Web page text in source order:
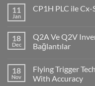
11
Jan
CP1H PLC ile
CP1H
PLC
ile
Haberleşmesi
18
Dec
Q2A Ve Q2V
Bağlantılar
on
Q2A
Ve
18
Nov
Flying Trigger
With Accuracy